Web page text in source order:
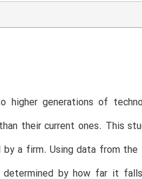
higher generations of
their current ones. This
a firm. Using data from
by how far it